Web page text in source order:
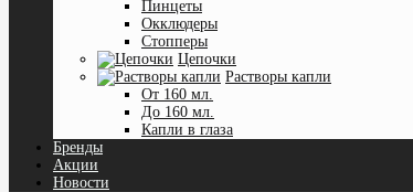
Пинцеты
Окклюдеры
Cтопперы
Цепочки
Растворы капли
От 160 мл.
До 160 мл.
Капли в глаза
Бренды
Акции
Новости